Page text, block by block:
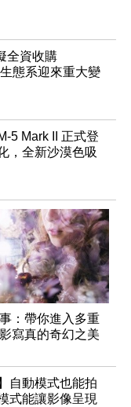
全資收購
態系迎來重大變
5 Mark II 正式登
，全新沙漠色吸
：帶你進入多重
寫真的奇幻之美
自動模式也能拍
式能讓影像呈現